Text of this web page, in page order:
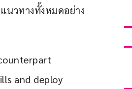
นวทางทั้งหมดอย่าง
and deploy